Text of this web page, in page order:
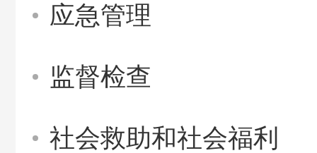
应急管理
监督检查
社会救助和社会福利